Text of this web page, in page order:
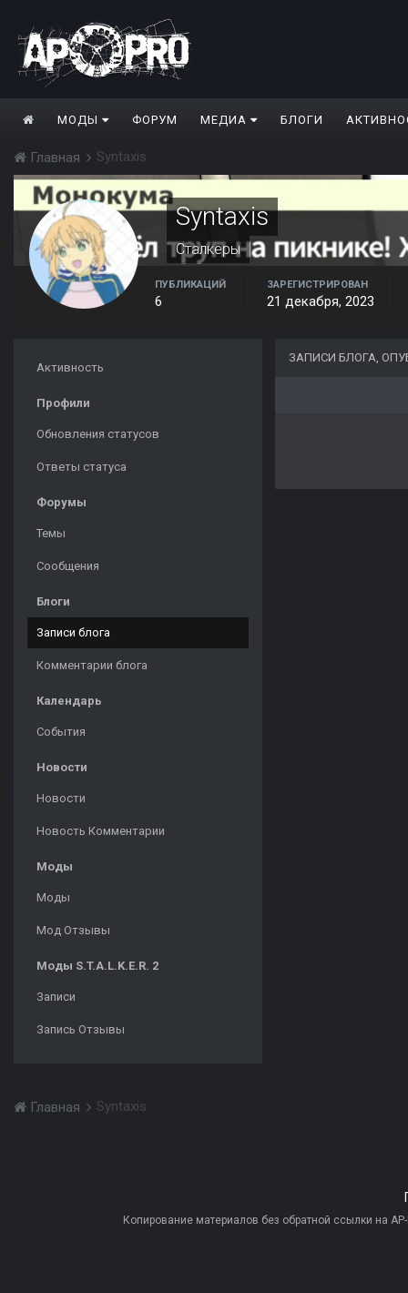
МОДЫ ФОРУМ МЕДИА БЛОГИ
Главная Syntaxis
Syntaxis
Сталкеры
ПУБЛИКАЦИЙ
6
ЗАРЕГИСТРИРОВАН
21 декабря, 2023
Активность
Профили
Обновления статусов
Ответы статуса
Форумы
Темы
Сообщения
Блоги
Записи блога
Комментарии блога
Календарь
События
Новости
Новости
Новость Комментарии
Моды
Моды
Мод Отзывы
Моды S.T.A.L.K.E.R. 2
Записи
Запись Отзывы
ЗАПИСИ БЛОГА,
Главная Syntaxis
Копирование материалов без обратной ссылки на